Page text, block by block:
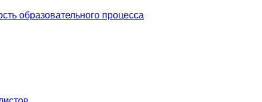
образовательного процесса